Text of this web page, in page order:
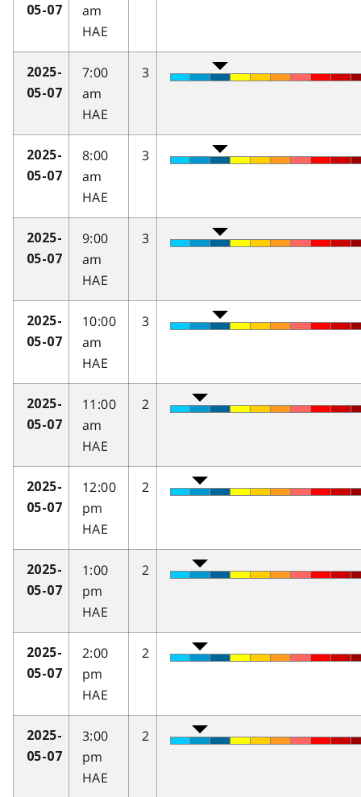
05-07
am
HAE
2025-
05-07
7:00
am
HAE
3
2025-
05-07
8:00
am
HAE
3
2025-
05-07
9:00
am
HAE
3
2025-
05-07
10:00
am
HAE
3
2025-
05-07
11:00
am
HAE
2
2025-
05-07
12:00
pm
HAE
2
2025-
05-07
1:00
pm
HAE
2
2025-
05-07
2:00
pm
HAE
2
2025-
05-07
3:00
pm
HAE
2